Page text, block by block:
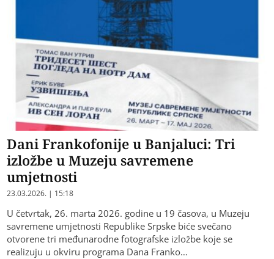
Dani Frankofonije u Banjaluci: Tri
izložbe u Muzeju savremene
umjetnosti
23.03.2026. | 15:18
U četvrtak, 26. marta 2026. godine u 19 časova, u Muzeju
savremene umjetnosti Republike Srpske biće svečano
otvorene tri međunarodne fotografske izložbe koje se
realizuju u okviru programa Dana Franko…